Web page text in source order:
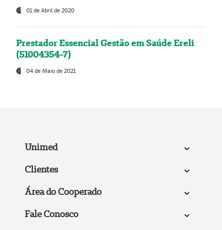
01 de Abril de 2020
Prestador Essencial Gestão em Saúde Ereli
(51004354-7)
04 de Maio de 2021
Unimed
Clientes
Área do Cooperado
Fale Conosco